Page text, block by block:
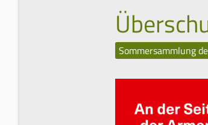
Sommersammlung